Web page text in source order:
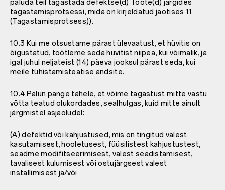
paluda teil tagastada defektse(d) Toote(d) järgides
tagastamisprotsessi, mida on kirjeldatud jaotises 11
(Tagastamisprotsess)).
10.3 Kui me otsustame pärast ülevaatust, et hüvitis on
õigustatud, töötleme seda hüvitist niipea, kui võimalik, ja
igal juhul neljateist (14) päeva jooksul pärast seda, kui
meile tühistamisteatise andsite.
10.4 Palun pange tähele, et võime tagastust mitte vastu
võtta teatud olukordades, sealhulgas, kuid mitte ainult
järgmistel asjaoludel:
(A) defektid või kahjustused, mis on tingitud valest
kasutamisest, hooletusest, füüsilistest kahjustustest,
seadme modifitseerimisest, valest seadistamisest,
tavalisest kulumisest või ostujärgsest valest
installimisest ja/või